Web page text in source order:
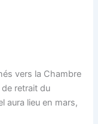
vers la Chambre
retrait du
aura lieu en mars,